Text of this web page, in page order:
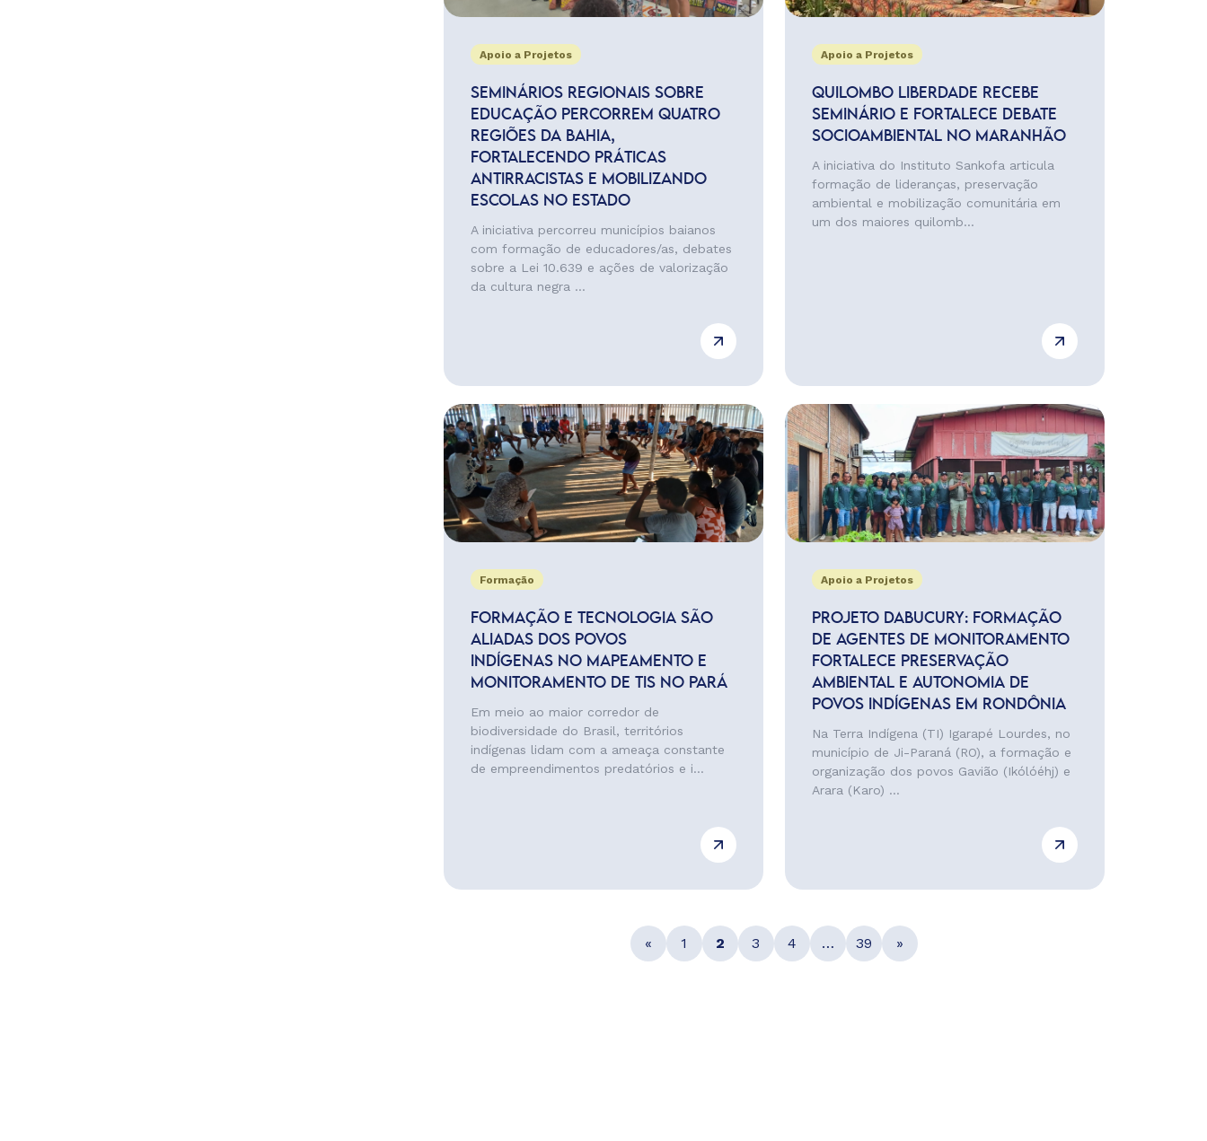
Apoio a Projetos
SEMINÁRIOS REGIONAIS SOBRE
EDUCAÇÃO PERCORREM QUATRO
REGIÕES DA BAHIA,
FORTALECENDO PRÁTICAS
ANTIRRACISTAS E MOBILIZANDO
ESCOLAS NO ESTADO
A iniciativa percorreu municípios baianos
com formação de educadores/as, debates
sobre a Lei 10.639 e ações de valorização
da cultura negra ...
Apoio a Projetos
QUILOMBO LIBERDADE RECEBE
SEMINÁRIO E FORTALECE DEBATE
SOCIOAMBIENTAL NO MARANHÃO
A iniciativa do Instituto Sankofa articula
formação de lideranças, preservação
ambiental e mobilização comunitária em
um dos maiores quilomb...
Formação
FORMAÇÃO E TECNOLOGIA SÃO
ALIADAS DOS POVOS
INDÍGENAS NO MAPEAMENTO E
MONITORAMENTO DE TIS NO PARÁ
Em meio ao maior corredor de
biodiversidade do Brasil, territórios
indígenas lidam com a ameaça constante
de empreendimentos predatórios e i...
Apoio a Projetos
PROJETO DABUCURY: FORMAÇÃO
DE AGENTES DE MONITORAMENTO
FORTALECE PRESERVAÇÃO
AMBIENTAL E AUTONOMIA DE
POVOS INDÍGENAS EM RONDÔNIA
Na Terra Indígena (TI) Igarapé Lourdes, no
município de Ji-Paraná (RO), a formação e
organização dos povos Gavião (Ikólóéhj) e
Arara (Karo) ...
« 1 2 3 4 … 39 »